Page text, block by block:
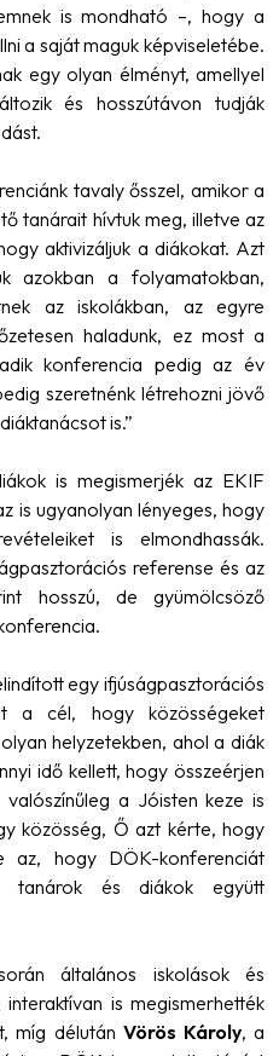
is mondható –, hogy a
a saját maguk képviseletébe.
egy olyan élményt, amellyel
és hosszútávon tudják
tavaly ősszel, amikor a
tanárait hívtuk meg, illetve az
aktivizáljuk a diákokat. Azt
azokban a folyamatokban,
az iskolákban, az egyre
haladunk, ez most a
konferencia pedig az év
szeretnénk létrehozni jövő
is.”
is megismerjék az EKIF
is ugyanolyan lényeges, hogy
is elmondhassák.
referense és az
hosszú, de gyümölcsöző
egy ifjúságpasztorációs
a cél, hogy közösségeket
helyzetekben, ahol a diák
idő kellett, hogy összeérjen
a Jóisten keze is
közösség, Ő azt kérte, hogy
hogy DÖK-konferenciát
tanárok és diákok együtt
általános iskolások és
is megismerhették
míg délután Vörös Károly, a